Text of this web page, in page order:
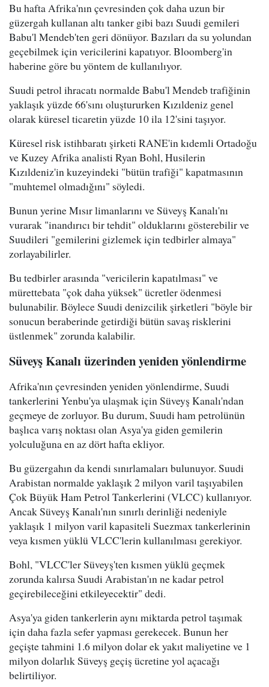
Bu hafta Afrika'nın çevresinden çok daha uzun bir
güzergah kullanan altı tanker gibi bazı Suudi gemileri
Babu'l Mendeb'ten geri dönüyor. Bazıları da su yolundan
geçebilmek için vericilerini kapatıyor. Bloomberg'in
haberine göre bu yöntem de kullanılıyor.
Suudi petrol ihracatı normalde Babu'l Mendeb trafiğinin
yaklaşık yüzde 66'sını oluştururken Kızıldeniz genel
olarak küresel ticaretin yüzde 10 ila 12'sini taşıyor.
Küresel risk istihbaratı şirketi RANE'in kıdemli Ortadoğu
ve Kuzey Afrika analisti Ryan Bohl, Husilerin
Kızıldeniz'in kuzeyindeki "bütün trafiği" kapatmasının
"muhtemel olmadığını" söyledi.
Bunun yerine Mısır limanlarını ve Süveyş Kanalı'nı
vurarak "inandırıcı bir tehdit" olduklarını gösterebilir ve
Suudileri "gemilerini gizlemek için tedbirler almaya"
zorlayabilirler.
Bu tedbirler arasında "vericilerin kapatılması" ve
mürettebata "çok daha yüksek" ücretler ödenmesi
bulunabilir. Böylece Suudi denizcilik şirketleri "böyle bir
sonucun beraberinde getirdiği bütün savaş risklerini
üstlenmek" zorunda kalabilir.
Süveyş Kanalı üzerinden yeniden yönlendirme
Afrika'nın çevresinden yeniden yönlendirme, Suudi
tankerlerini Yenbu'ya ulaşmak için Süveyş Kanalı'ndan
geçmeye de zorluyor. Bu durum, Suudi ham petrolünün
başlıca varış noktası olan Asya'ya giden gemilerin
yolculuğuna en az dört hafta ekliyor.
Bu güzergahın da kendi sınırlamaları bulunuyor. Suudi
Arabistan normalde yaklaşık 2 milyon varil taşıyabilen
Çok Büyük Ham Petrol Tankerlerini (VLCC) kullanıyor.
Ancak Süveyş Kanalı'nın sınırlı derinliği nedeniyle
yaklaşık 1 milyon varil kapasiteli Suezmax tankerlerinin
veya kısmen yüklü VLCC'lerin kullanılması gerekiyor.
Bohl, "VLCC'ler Süveyş'ten kısmen yüklü geçmek
zorunda kalırsa Suudi Arabistan'ın ne kadar petrol
geçirebileceğini etkileyecektir" dedi.
Asya'ya giden tankerlerin aynı miktarda petrol taşımak
için daha fazla sefer yapması gerekecek. Bunun her
geçişte tahmini 1.6 milyon dolar ek yakıt maliyetine ve 1
milyon dolarlık Süveyş geçiş ücretine yol açacağı
belirtiliyor.